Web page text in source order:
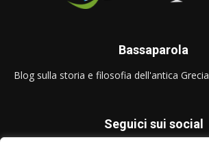
Bassaparola
Blog sulla storia e filosofia dell'antica Grecia
Seguici sui social